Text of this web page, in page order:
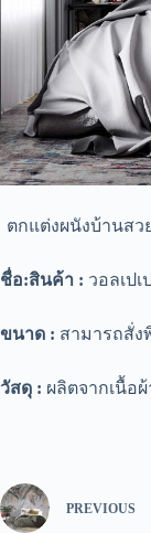
ตกแต่งผนังบ้านสว
ชื่อ:สินค้า : วอลเป
ขนาด : สามารถสั่
วัสดุ : ผลิตจากเนื้อผ้
PREVIOUS